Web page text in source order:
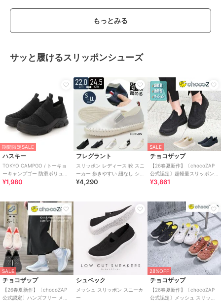
もっとみる
サッと履けるスリッポンシューズ
期間限定SALE
ハスキー
TOKYO CAMPGO / トーキョ
ーキャンプゴー 防滑ボリュー
ムソール 防水スリッポンスニ
¥1,980
フレグラント
スリッポン レディース 靴 スニ
ーカー 歩きやすい 紐なし シン
プル らくちん 履きやすい
¥4,290
SALE
チョコザップ
【26春夏新作】〔chocoZAP
公式認定〕超軽量スリッポン
スニーカー
¥3,861
SALE
チョコザップ
【26春夏新作】〔chocoZAP
公式認定〕ハンズフリー メッ
シュベック
メッシュ スリッポン スニーカ
ー
28%OFF
チョコザップ
【26春夏新作】〔chocoZAP
公式認定〕メッシュ スリッポ